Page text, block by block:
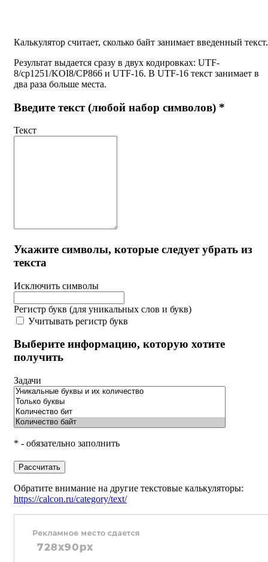
Калькулятор считает, сколько байт занимает введенный текст.
Результат выдается сразу в двух кодировках: UTF-
8/cp1251/KOI8/CP866 и UTF-16. В UTF-16 текст занимает в
два раза больше места.
Введите текст (любой набор символов) *
Текст
Укажите символы, которые следует убрать из
текста
Исключить символы
Регистр букв (для уникальных слов и букв)
Учитывать регистр букв
Выберите информацию, которую хотите
получить
Задачи
* - обязательно заполнить
Рассчитать
Обратите внимание на другие текстовые калькуляторы:
https://calcon.ru/category/text/